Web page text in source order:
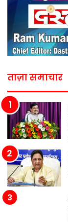
ताज़ा समाचार